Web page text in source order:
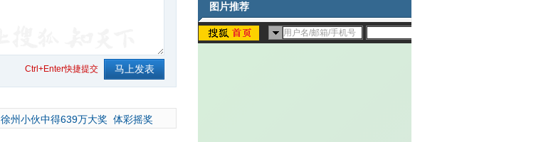
Ctrl+Enter快捷提交
徐州小伙中得639万大奖 体彩摇奖
图片推荐